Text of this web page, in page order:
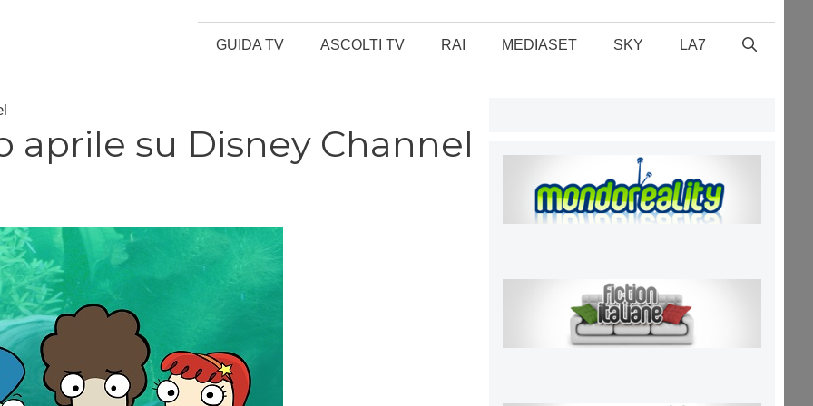
GUIDA TV ASCOLTI TV RAI MEDIASET SKY LA7
aprile su Disney Channel